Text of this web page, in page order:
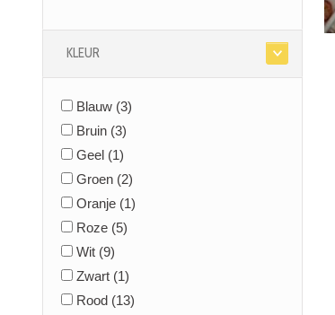
Nougat
Kauwgom(34)
Snoep zonder gelatine
Geboortesnoep
Glutenvrij & vrij van allergenen
(754)
Snoepsilo - snoeprollen
Snoepdoosjes
Thema's (0)
KLEUR
Blauw (3)
Bruin (3)
Geel (1)
Groen (2)
Oranje (1)
Roze (5)
Wit (9)
Zwart (1)
Rood (13)